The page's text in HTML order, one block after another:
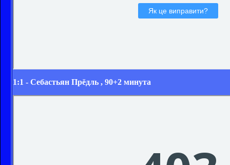
1:1 - Себастьян Прёдль , 90+2 минута